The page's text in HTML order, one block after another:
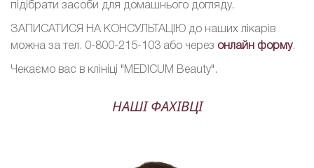
підібрати засоби для домашнього догляду.
ЗАПИСАТИСЯ НА КОНСУЛЬТАЦІЮ до наших лікарів
можна за тел. 0-800-215-103 або через онлайн форму.
Чекаємо вас в клініці "MEDICUM Beauty".
НАШІ ФАХІВЦІ